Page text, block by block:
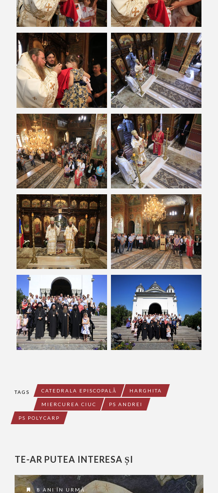
TAGS CATEDRALA EPISCOPALĂ HARGHITA
MIERCUREA CIUC PS ANDREI
PS POLYCARP
TE-AR PUTEA INTERESA ȘI
8 ANI ÎN URMĂ